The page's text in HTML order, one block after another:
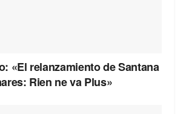
«El relanzamiento de Santana
Rien ne va Plus»